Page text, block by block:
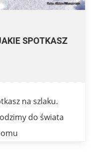
SPOTKASZ
na szlaku.
do świata